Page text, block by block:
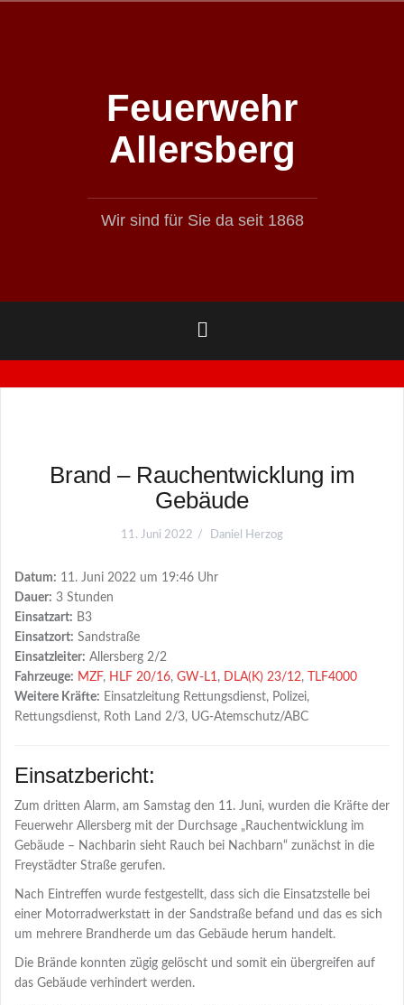
Feuerwehr
Allersberg
Wir sind für Sie da seit 1868
Brand – Rauchentwicklung im
Gebäude
11. Juni 2022 Daniel Herzog
Datum: 11. Juni 2022 um 19:46 Uhr
Dauer: 3 Stunden
Einsatzart: B3
Einsatzort: Sandstraße
Einsatzleiter: Allersberg 2/2
Fahrzeuge: MZF, HLF 20/16, GW-L1, DLA(K) 23/12,
TLF4000
Weitere Kräfte: Einsatzleitung Rettungsdienst, Polizei,
Rettungsdienst, Roth Land 2/3, UG-Atemschutz/ABC
Einsatzbericht:
Zum dritten Alarm, am Samstag den 11. Juni, wurden die Kräfte der
Feuerwehr Allersberg mit der Durchsage „Rauchentwicklung im
Gebäude – Nachbarin sieht Rauch bei Nachbarn“ zunächst in die
Freystädter Straße gerufen.
Nach Eintreffen wurde festgestellt, dass sich die Einsatzstelle bei
einer Motorradwerkstatt in der Sandstraße befand und das es sich
um mehrere Brandherde um das Gebäude herum handelt.
Die Brände konnten zügig gelöscht und somit ein übergreifen auf
das Gebäude verhindert werden.